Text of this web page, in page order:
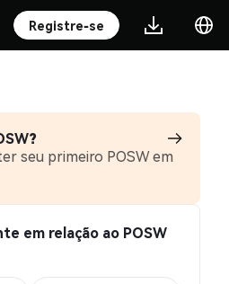
Registre-se
seu primeiro POSW em
em relação ao POSW